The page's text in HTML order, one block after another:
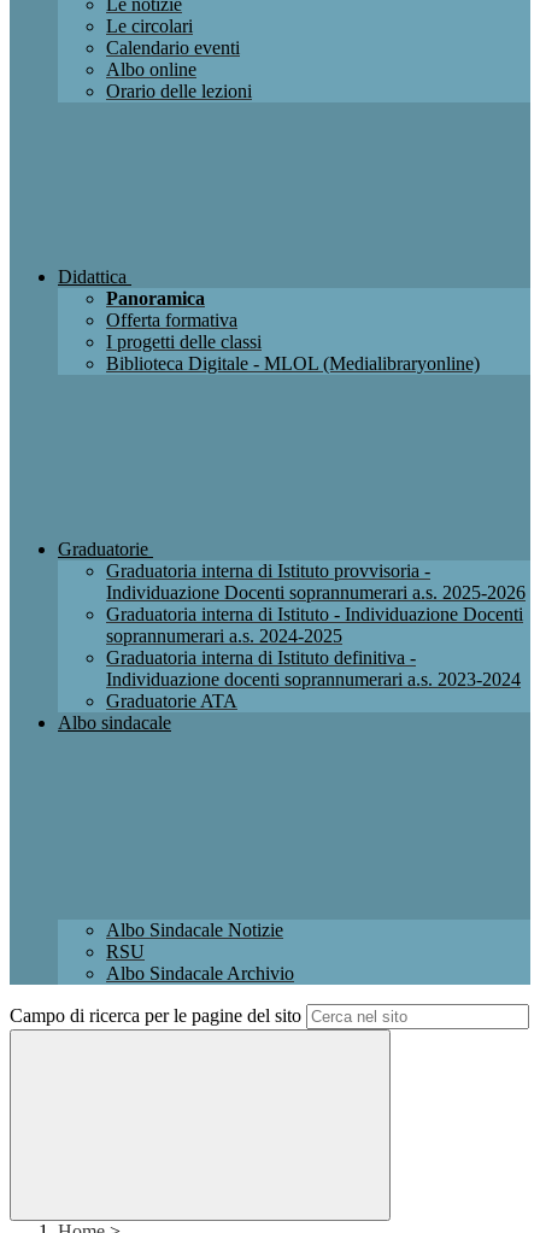
Le notizie
Le circolari
Calendario eventi
Albo online
Orario delle lezioni
Didattica
Panoramica
Offerta formativa
I progetti delle classi
Biblioteca Digitale - MLOL (Medialibraryonline)
Graduatorie
Graduatoria interna di Istituto provvisoria -
Individuazione Docenti soprannumerari a.s. 2025-2026
Graduatoria interna di Istituto - Individuazione Docenti
soprannumerari a.s. 2024-2025
Graduatoria interna di Istituto definitiva -
Individuazione docenti soprannumerari a.s. 2023-2024
Graduatorie ATA
Albo sindacale
Albo Sindacale Notizie
RSU
Albo Sindacale Archivio
Campo di ricerca per le pagine del sito